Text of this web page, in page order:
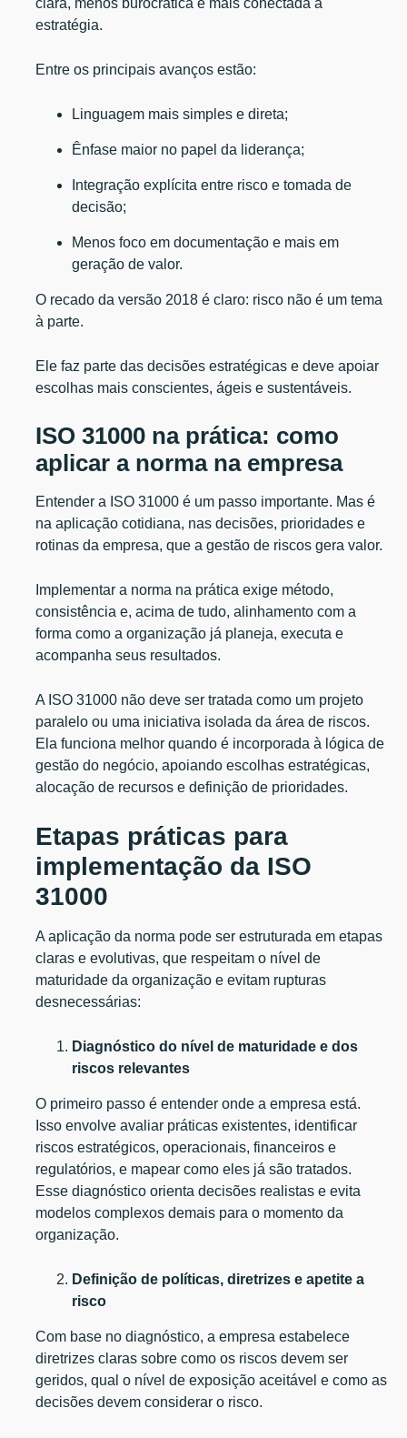
clara, menos burocrática e mais conectada à
estratégia.
Entre os principais avanços estão:
Linguagem mais simples e direta;
Ênfase maior no papel da liderança;
Integração explícita entre risco e tomada de
decisão;
Menos foco em documentação e mais em
geração de valor.
O recado da versão 2018 é claro: risco não é um tema
à parte.
Ele faz parte das decisões estratégicas e deve apoiar
escolhas mais conscientes, ágeis e sustentáveis.
ISO 31000 na prática: como
aplicar a norma na empresa
Entender a ISO 31000 é um passo importante. Mas é
na aplicação cotidiana, nas decisões, prioridades e
rotinas da empresa, que a gestão de riscos gera valor.
Implementar a norma na prática exige método,
consistência e, acima de tudo, alinhamento com a
forma como a organização já planeja, executa e
acompanha seus resultados.
A ISO 31000 não deve ser tratada como um projeto
paralelo ou uma iniciativa isolada da área de riscos.
Ela funciona melhor quando é incorporada à lógica de
gestão do negócio, apoiando escolhas estratégicas,
alocação de recursos e definição de prioridades.
Etapas práticas para
implementação da ISO
31000
A aplicação da norma pode ser estruturada em etapas
claras e evolutivas, que respeitam o nível de
maturidade da organização e evitam rupturas
desnecessárias:
Diagnóstico do nível de maturidade e dos
riscos relevantes
O primeiro passo é entender onde a empresa está.
Isso envolve avaliar práticas existentes, identificar
riscos estratégicos, operacionais, financeiros e
regulatórios, e mapear como eles já são tratados.
Esse diagnóstico orienta decisões realistas e evita
modelos complexos demais para o momento da
organização.
Definição de políticas, diretrizes e apetite a
risco
Com base no diagnóstico, a empresa estabelece
diretrizes claras sobre como os riscos devem ser
geridos, qual o nível de exposição aceitável e como as
decisões devem considerar o risco.